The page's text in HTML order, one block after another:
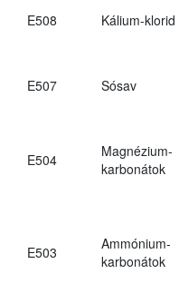
E508 Kálium-klorid
E507 Sósav
E504
Magnézium-
karbonátok
E503
Ammónium-
karbonátok